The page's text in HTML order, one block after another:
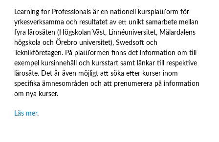
Learning for Professionals är en nationell kursplattform för
yrkesverksamma och resultatet av ett unikt samarbete mellan
fyra lärosäten (Högskolan Väst, Linnéuniversitet, Mälardalens
högskola och Örebro universitet), Swedsoft och
Teknikföretagen. På plattformen finns det information om till
exempel kursinnehåll och kursstart samt länkar till respektive
lärosäte. Det är även möjligt att söka efter kurser inom
specifika ämnesområden och att prenumerera på information
om nya kurser.
Läs mer.